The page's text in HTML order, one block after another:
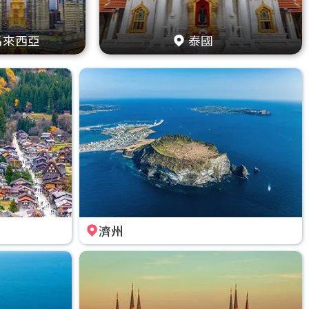
西亞 泰國
濟州